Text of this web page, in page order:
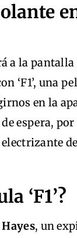
a la
‘F1’, una
en la
espera,
‘F1’?
, un